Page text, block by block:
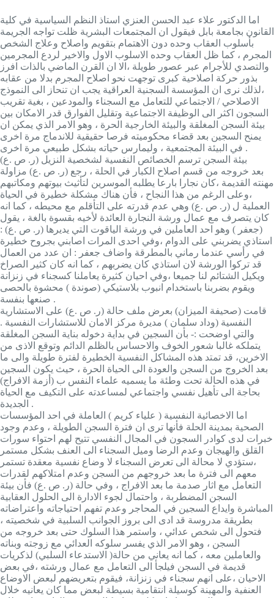
اما الدكتور علاء عبد الحسن العنزي استاذ النظم السياسية في كلية
القانون بجامعة بابل فيقول ان المجتمعات البشرية ظلت تواجه الجريمة
بأسلوب العقاب وحده دون الاهتمام بتقويم واصلاح وعلاج الشخص
المجرم ، كما ظل العقاب وحده الاسلوب الاول والاخير لردع المجرمين
والتصدي للأجرام عبر عصور طويلة ،الا ان القرن الماضي بالذات افرز
بذور حركة اصلاحية كبرى توجهت نحو اصلاح المجرم بدلا من عقابه
،لذلك نرى ان المؤسسة السجنية العراقية يجب ان تنحاز الى النموذج
الاصلاحي / الاجتماعي للتعامل مع السجناء والمودعين ، بغية تقريب
السجون اكثر الى الوظيفة الاجتماعية وتقليل الفوارق قدر الامكان بين
بيئة السجن المغلقة والبيئة الخارجية الحرة ، وهو الامر الذي يمكن ان
يمنح السجين بعد قضاء محكوميته فرصا حقيقية للاندماج مرة اخرى
في البيئة المجتمعية ، وليمارس حياته بشكل طبيعي مرة اخرى .
بيئة السجن ترسم الخصائص النفسية لشخصية النزيل (ر. ص .ع)
بعد خروجه من قسم اصلاح الكبار في الحلة ، رجع (ر. ص .ع) مزاولة
مهنته القديمة ،كان نجارا بارعا يطلبه الموسرين لتأثيث بيوتهم ومكاتبهم
،وعلى الرغم من هذا النجاح ، فأن هناك مشكلة خطيرة في الحياة
العملية ل (ر. ص .ع) وهي عدم قدرته على التأقلم مع محيطه ، كما انه
كان يتصرف مع عمال ورشة النجارة العائدة لأخيه بقسوة بالغة ، يقول
(جعفر ) وهو احد العاملين في ورشة الياقوت التي يديرها (ر. ص .ع) :
استاذي يضربني على الدوام ،وفي احدى المرات اصابني بجروح خطيرة
في رأسي عندما رماني بالمطرقة واضاف جعفر : ان عدد من العمال
قد تركوا الورشة لان استاذي كان يضربهم ، كما انه كان كثير الصراخ
ويكيل الشتائم لنا جميعا ،وفي احيان كثيرة يعاملنا كسجناء في زنزانة
ويقوم بضربنا باستخدام انبوب بلاستيكي (صوندة ) محشوة بالحصى
صنعها بنفسة .
قامت (صحيفة الميزان) بعرض ملف حالة (ر. ص .ع) على الاستشارية
النفسية (وداد سلمان ) مديرة مركز الامان للاستشارات النفسية .
والتي اوضحت :- بأن السجين في بداية دخوله بناية السجن المغلقة
يتملكه غالبا شعور الخوف والاحساس بالظلم الدائم وتوقع الاذى من
الاخرين، قد تمتد هذه المشاكل النفسية الخطيرة لفترة طويلة والى ما
بعد الخروج من السجن والعودة الى الحياة الحرة ، حيث يكون السجين
في هذه الحالة تحت وطئة ما يسميه علماء النفس ب (أزمة الافراج)
بحاجة الى تأهيل نفسي واجتماعي لمساعدته على التكيف مع الحياة
الجديدة .
اما الاخصائية النفسية ( علياء كريم ) العاملة في احد المؤسسات
الصحية بمدينة الحلة فأنها ترى ان فترة السجن الطويلة ، وعدم وجود
خبرات لدى كوادر السجون في المجال النفسي تتيح لهم احتواء سورات
القلق والهيجان وعدم الرضا وميل السجناء الى العنف بشكل مستمر
،ستؤدي لا محالة الى تعرض السجناء لا وضاع نفسية معقدة تستمر
معهم الى فترة ما بعد خروجهم من السجن وعدم امتلاكهم لقدرات
التعامل مع اثار صدمة ما بعد الافراج ، وفي حالة (ر. ص .ع) فأن بيئة
السجن المضطربة ، واحتمال لجوء الادارة الى الحلول العقابية
المباشرة وايداع السجين في المحاجر وعدم تفهم احتياجاته واعتراضاته
بطريقة مدروسة قد ادى الى بروز الجوانب السلبية في شخصيته ،
فتحول الى شخص عدائي ، واستمر هذا السلوك حتى بعد خروجه من
السجن ، وهو الامر الذي يفسر سلوكه العدائي مع زوجته وبناته
والعاملين معه ، كما انه يعاني من حالة( الاستدعاء السلبي) لذكريات
قديمة في السجن فيلجأ الى التعامل مع عمال ورشته ،في بعض
الاحيان ،على انهم سجناء في زنزانة، فيقوم بتعريضهم لبعض الاوضاع
العنفية والمهينة كوسيلة انتقامية بسيطة لبعض مما كان يعانيه خلال